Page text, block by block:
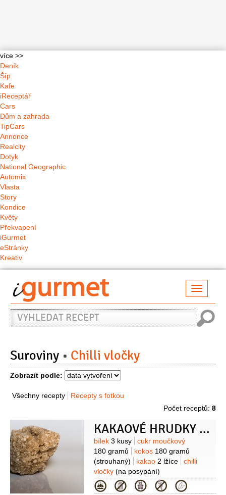
více >>
Deník
Šíp
Kafe
iReceptář
Cars
Dům a zahrada
TipCars
Annonce
Realcity
Dotyk
National Geographic
Automix
Vlasta
Story
Kondice
Květy
Překvapení
iGurmet
eStránky
Kreativ
Vyhledat
recept
Suroviny Chilli vločky
Zobrazit podle:
Všechny recepty
Recepty s fotkou
Počet receptů: 8
KAKAOVÉ HRUDKY S CHILLI ALIAS KOKOSKY
Suroviny
bílek 3 kusy
cukr moučkový
180 gramů
kokos 180 gramů
(strouhaný)
kakao 2 lžíce
chilli
vločky (na posypání)
Kategorie